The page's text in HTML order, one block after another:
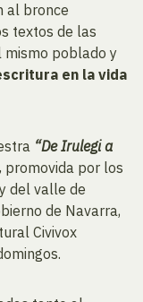
al bronce
textos de las
poblado y
en la vida
“De Irulegi a
promovida por los
del valle de
de Navarra,
Civivox